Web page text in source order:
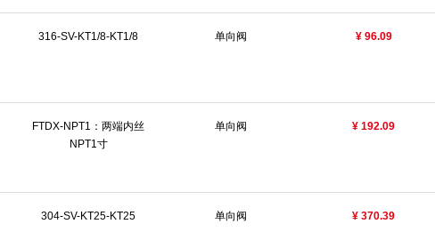
316-SV-KT1/8-KT1/8 单向阀 ¥ 96.09
FTDX-NPT1：两端内丝
NPT1寸
单向阀 ¥ 192.09
304-SV-KT25-KT25 单向阀 ¥ 370.39